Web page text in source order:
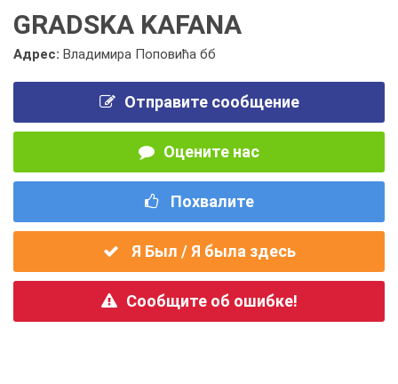
GRADSKA KAFANA
Адрес: Владимира Поповића бб
Отправите сообщение
Оцените нас
Похвалите
Я Был / Я была здесь
Сообщите об ошибке!